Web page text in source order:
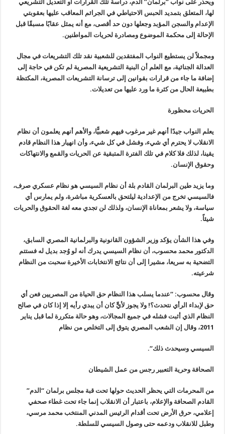
ويحذر على نواب “برلمان” الدم، دراسة تلك القرارات أو التعديل التشريعي
لها، المتعلق بتمديد الحبس الاحتياطي في الجرائم المعاقب عليها بعقوبتي
الإعدام والسجن المؤبد وجعلها دون حد أقصى، مع أنه يمثل عقابًا مسبقًا قبل
الإحالة إلى محكمة الموضوع ومصادرة لحريات المواطنين.
ومجملاً لن يستطيع النواب المفتقدين للشعبية نقد تلك التشريعات في مجال
العدالة الجنائية، مع العلم أن البنية التشريعية المصرية لم تكن في حاجة إلى
إضافة ما جاء من قرارات بقوانين إلى ترسانة التشريعات المصرية، المكتظة
بطبيعة الحال من كثرة ما ورد عليها من تعديلات.
الحريات محظورة
يعلم النواب جيدًا أنهم غير مرغوب فيهم شعبيًّا، والأهم أنهم يعلمون أن نظام
الانقلاب لا يحترم أي شيء، وفشل في كل شيء، وأن انهيار هذا النظام قادم
يقينا، لذلك فلا كلام في تلك الفترة المتبقية عن الحريات والقمع والانتهاكات
وحقوق الإنسان.
وما يزيد طين البرلمان القادم بلة أن نظام السيسي هو نظام عسكري صرف،
فالسيسي تخرج من الإعدادية ليلتحق بالعسكرية مباشرة، ولم يمارس أي
سياسة، ولا يشعر بمعاناة الإنسان، ولذلك لن تجدي معه لغة الحقوق والحريات
شيئاً.
وفي هذا الشأن يؤكد وزير الشؤون القانونية والبرلمانية المصري السابق،
الدكتور محمد محسوب، أن نظام السيسي يدرك أنه لو وُجد بديل له فستتم
التضحية به سريعا، مشيرا إلى أن نتائج الانتخابات الأخيرة سحبت من النظام
شرعيته.
وقال محسوب: “عندما يسلب هذا النظام حق الحياة من المصريين فعن أي
حق لإبداء الرأي نتحدث؟! ولا يجوز لأيٍّ كان أن يبدي رأيه إلا إذا كان في صالح
النظام الذي أثبت فشله في جميع المجالات، وهو حالة متكررة لما قبل يناير
2011، وقال إن الشعب المصري يتوق إلى التخلص من نظام
السيسي وسيحدث ذلك“.
الصحافة وحرية التعبير رجس من عمل الشيطان
من المحرمات التي يحظر الحديث حولها تحت قبة مجلس برلمان “الدم”
القادم الصحافة والإعلام، باعتبار أن الانقلاب إنما جاء تحت غطاء صحفي
إعلامي، حرق الأرض تحت أقدام الرئيس المدني المنتخب محمد مرسي،
وطبل للانقلاب ودعمه حتى وصول السيسي للسلطة.